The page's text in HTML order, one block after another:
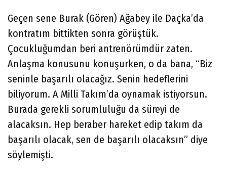
Geçen sene Burak (Gören) Ağabey ile Daçka’da
kontratım bittikten sonra görüştük.
Çocukluğumdan beri antrenörümdür zaten.
Anlaşma konusunu konuşurken, o da bana, “Biz
seninle başarılı olacağız. Senin hedeflerini
biliyorum. A Milli Takım’da oynamak istiyorsun.
Burada gerekli sorumluluğu da süreyi de
alacaksın. Hep beraber hareket edip takım da
başarılı olacak, sen de başarılı olacaksın” diye
söylemişti.